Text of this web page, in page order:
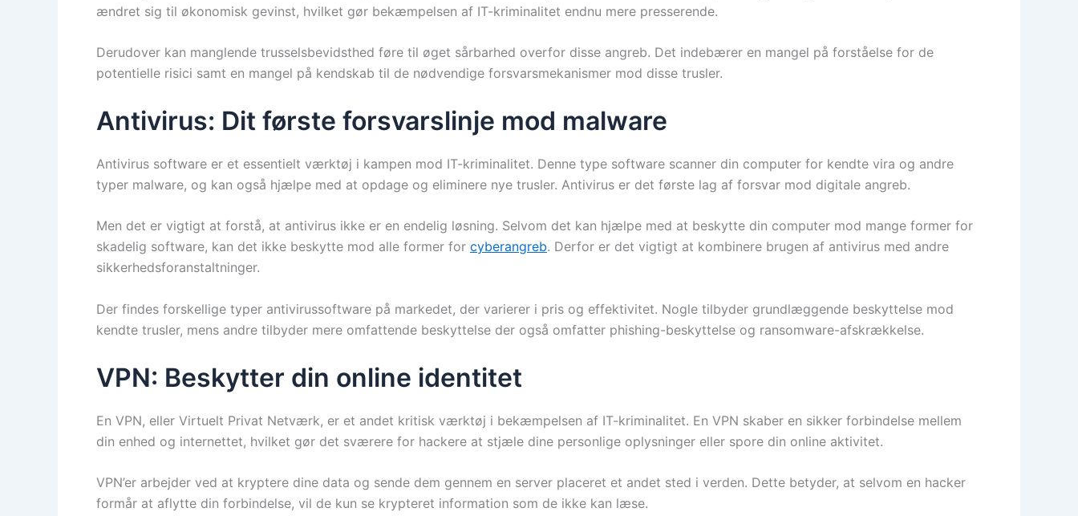
ændret sig til økonomisk gevinst, hvilket gør bekæmpelsen af IT-kriminalitet endnu mere presserende.
Derudover kan manglende trusselsbevidsthed føre til øget sårbarhed overfor disse angreb. Det indebærer en mangel på forståelse for de
potentielle risici samt en mangel på kendskab til de nødvendige forsvarsmekanismer mod disse trusler.
Antivirus: Dit første forsvarslinje mod malware
Antivirus software er et essentielt værktøj i kampen mod IT-kriminalitet. Denne type software scanner din computer for kendte vira og andre
typer malware, og kan også hjælpe med at opdage og eliminere nye trusler. Antivirus er det første lag af forsvar mod digitale angreb.
Men det er vigtigt at forstå, at antivirus ikke er en endelig løsning. Selvom det kan hjælpe med at beskytte din computer mod mange former for
skadelig software, kan det ikke beskytte mod alle former for cyberangreb. Derfor er det vigtigt at kombinere brugen af antivirus med andre
sikkerhedsforanstaltninger.
Der findes forskellige typer antivirussoftware på markedet, der varierer i pris og effektivitet. Nogle tilbyder grundlæggende beskyttelse mod
kendte trusler, mens andre tilbyder mere omfattende beskyttelse der også omfatter phishing-beskyttelse og ransomware-afskrækkelse.
VPN: Beskytter din online identitet
En VPN, eller Virtuelt Privat Netværk, er et andet kritisk værktøj i bekæmpelsen af IT-kriminalitet. En VPN skaber en sikker forbindelse mellem
din enhed og internettet, hvilket gør det sværere for hackere at stjæle dine personlige oplysninger eller spore din online aktivitet.
VPN’er arbejder ved at kryptere dine data og sende dem gennem en server placeret et andet sted i verden. Dette betyder, at selvom en hacker
formår at aflytte din forbindelse, vil de kun se krypteret information som de ikke kan læse.